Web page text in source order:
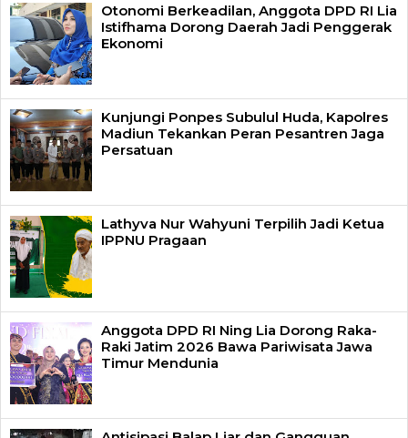
Otonomi Berkeadilan, Anggota DPD RI Lia
Istifhama Dorong Daerah Jadi Penggerak
Ekonomi
Kunjungi Ponpes Subulul Huda, Kapolres
Madiun Tekankan Peran Pesantren Jaga
Persatuan
Lathyva Nur Wahyuni Terpilih Jadi Ketua
IPPNU Pragaan
Anggota DPD RI Ning Lia Dorong Raka-
Raki Jatim 2026 Bawa Pariwisata Jawa
Timur Mendunia